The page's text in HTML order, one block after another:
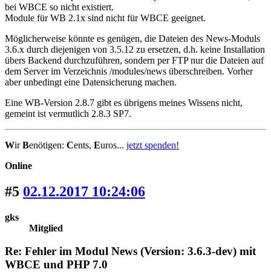
bei WBCE so nicht existiert.
Module für WB 2.1x sind nicht für WBCE geeignet.
Möglicherweise könnte es genügen, die Dateien des News-Moduls
3.6.x durch diejenigen von 3.5.12 zu ersetzen, d.h. keine Installation
übers Backend durchzuführen, sondern per FTP nur die Dateien auf
dem Server im Verzeichnis /modules/news überschreiben. Vorher
aber unbedingt eine Datensicherung machen.
Eine WB-Version 2.8.7 gibt es übrigens meines Wissens nicht,
gemeint ist vermutlich 2.8.3 SP7.
WirBenötigen: Cents, Euros... jetzt spenden!
Online
#5 02.12.2017 10:24:06
gks
Mitglied
Re: Fehler im Modul News (Version: 3.6.3-dev) mit
WBCE und PHP 7.0